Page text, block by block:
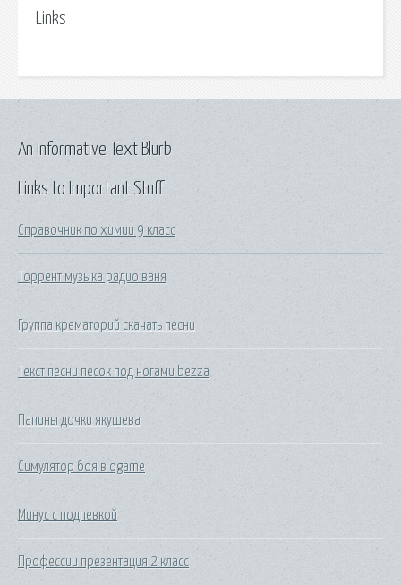
Links
Links to Important Stuff
Справочник по химии 9 класс
Торрент музыка радио ваня
Группа крематорий скачать песни
Текст песни песок под ногами bezza
Папины дочки якушева
Симулятор боя в ogame
Минус с подпевкой
Профессии презентация 2 класс
An Informative Text Blurb